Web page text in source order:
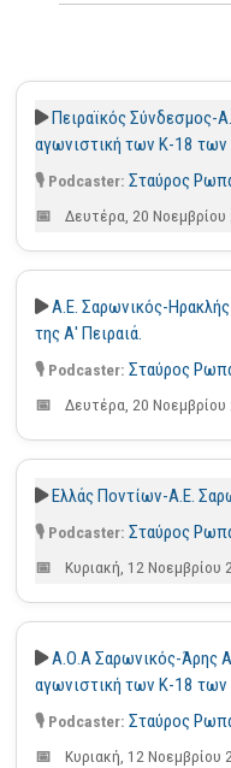
Πειραϊκός Σύνδεσμος-
αγωνιστική των Κ-18
Σταύρος
Δευτέρα, 20 Νοεμβρίου
Α.Ε. Σαρωνικός-Ηρακλής
της Α' Πειραιά.
Σταύρος
Δευτέρα, 20 Νοεμβρίου
Ελλάς Ποντίων-Α.Ε.
Σταύρος
Κυριακή, 12 Νοεμβρίου
Α.Ο.Α Σαρωνικός-Άρης
αγωνιστική των Κ-18
Σταύρος
Κυριακή, 12 Νοεμβρίου